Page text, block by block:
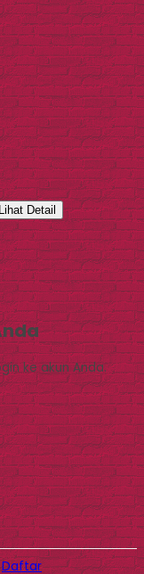
Lihat Detail
ke akun Anda.
Daftar